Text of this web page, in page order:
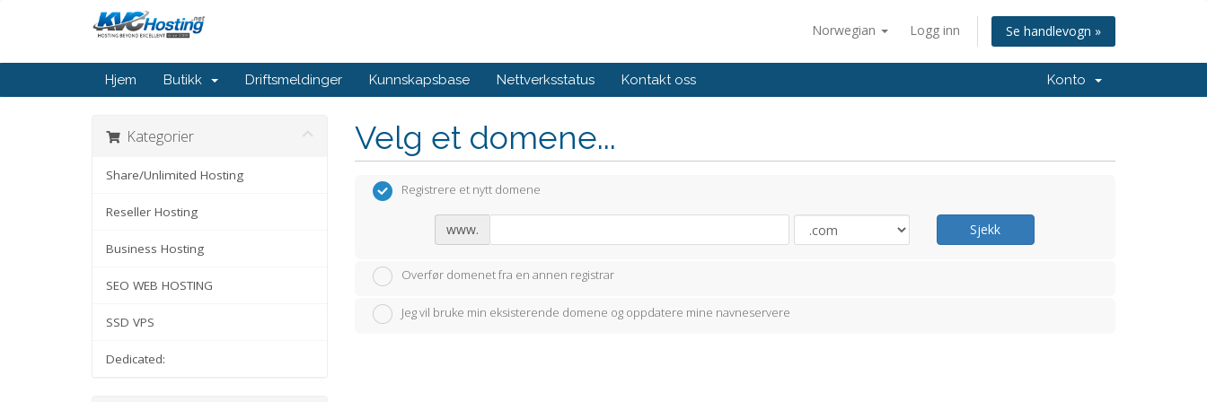
Norwegian Logg inn Se handlevogn »
Hjem Butikk Driftsmeldinger Kunnskapsbase Nettverksstatus Kontakt oss Konto
Kategorier
Share/Unlimited Hosting
Reseller Hosting
Business Hosting
SEO WEB HOSTING
SSD VPS
Dedicated:
Velg et domene...
Registrere et nytt domene
www. Sjekk
Overfør domenet fra en annen registrar
Jeg vil bruke min eksisterende domene og oppdatere mine navneservere